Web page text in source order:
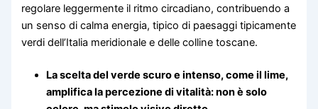
regolare leggermente il ritmo circadiano, contribuendo a
un senso di calma energia, tipico di paesaggi tipicamente
verdi dell’Italia meridionale e delle colline toscane.
La scelta del verde scuro e intenso, come il lime,
amplifica la percezione di vitalità: non è solo